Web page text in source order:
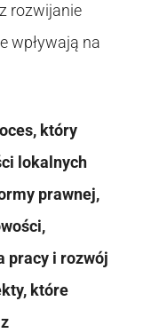
rozwijanie
wpływają na
który
lokalnych
prawnej,
pracy i rozwój
które